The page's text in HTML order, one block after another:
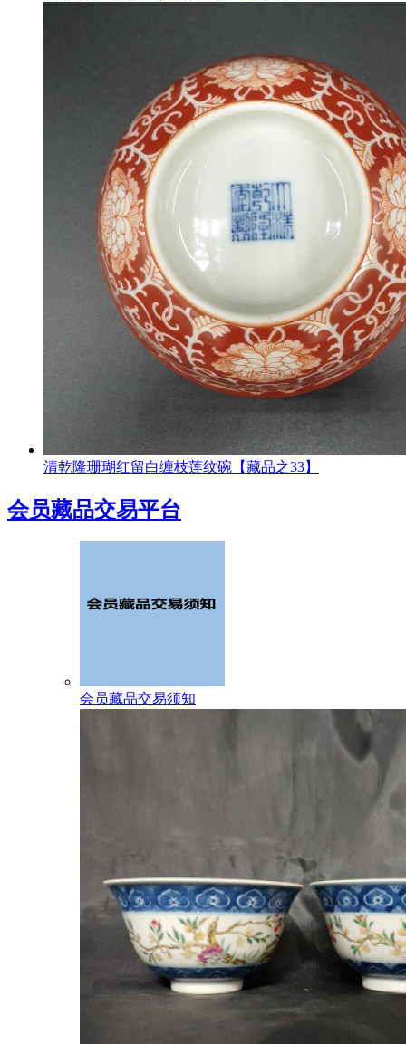
清乾隆珊瑚红留白缠枝莲纹碗【藏品之33】
会员藏品交易平台
会员藏品交易须知